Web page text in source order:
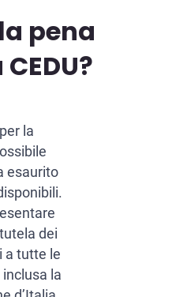
pena
la
esaurito
dei
a tutte le
la